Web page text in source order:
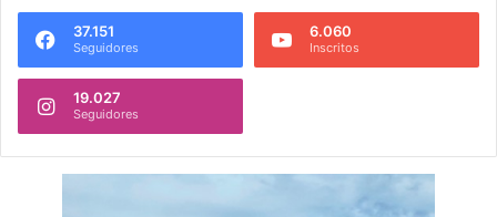
37.151
Seguidores
6.060
Inscritos
19.027
Seguidores